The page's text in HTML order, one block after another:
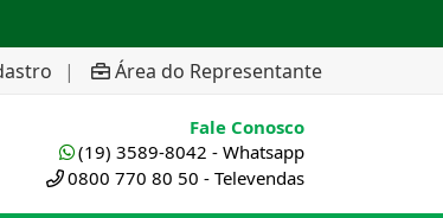
| Área do Representante
Fale Conosco
(19) 3589-8042 - Whatsapp
0800 770 80 50 - Televendas